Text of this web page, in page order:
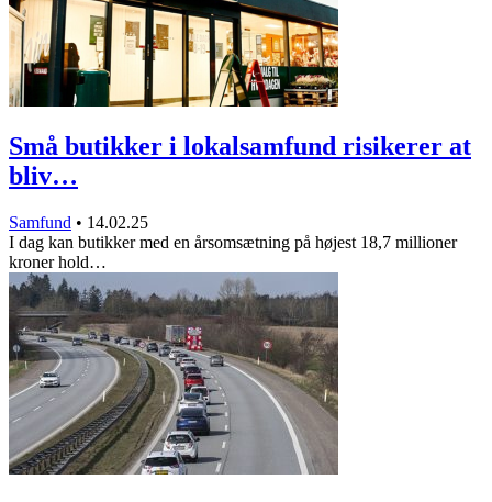
Små butikker i lokalsamfund risikerer at
bliv…
Samfund • 14.02.25
I dag kan butikker med en årsomsætning på højest 18,7 millioner
kroner hold…